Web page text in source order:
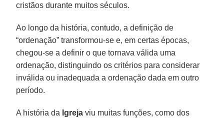
cristãos durante muitos séculos.
Ao longo da história, contudo, a definição de
“ordenação” transformou-se e, em certas épocas,
chegou-se a definir o que tornava válida uma
ordenação, distinguindo os critérios para considerar
inválida ou inadequada a ordenação dada em outro
período.
A história da Igreja viu muitas funções, como dos